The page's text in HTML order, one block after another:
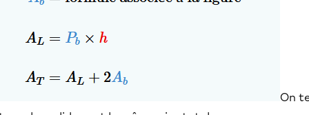
On